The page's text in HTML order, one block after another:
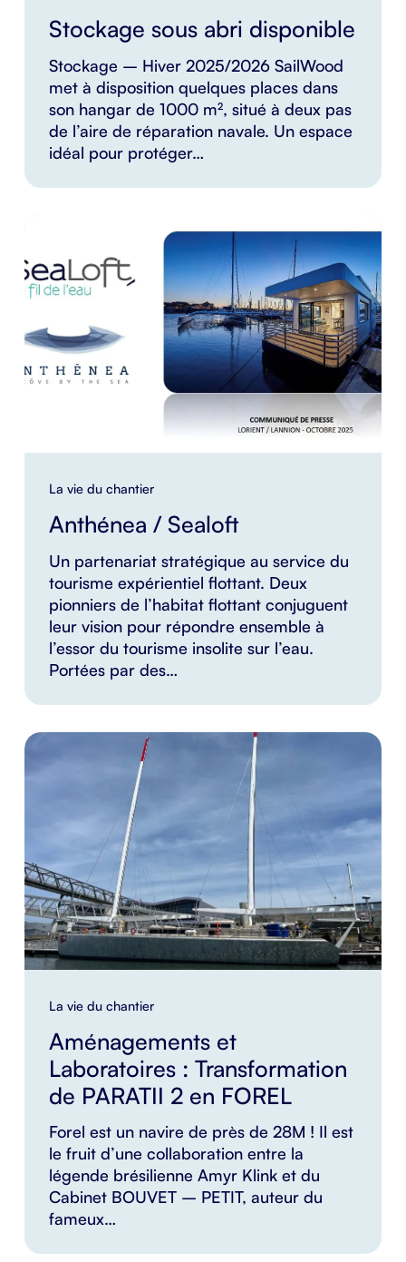
Stockage sous abri disponible
Stockage – Hiver 2025/2026 SailWood
met à disposition quelques places dans
son hangar de 1000 m², situé à deux pas
de l’aire de réparation navale. Un espace
idéal pour protéger…
La vie du chantier
Anthénea / Sealoft
Un partenariat stratégique au service du
tourisme expérientiel flottant. Deux
pionniers de l’habitat flottant conjuguent
leur vision pour répondre ensemble à
l’essor du tourisme insolite sur l’eau.
Portées par des…
La vie du chantier
Aménagements et
Laboratoires : Transformation
de PARATII 2 en FOREL
Forel est un navire de près de 28M ! Il est
le fruit d’une collaboration entre la
légende brésilienne Amyr Klink et du
Cabinet BOUVET – PETIT, auteur du
fameux…